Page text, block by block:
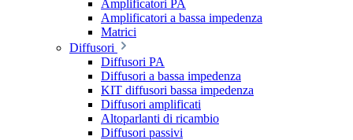
Amplificatori PA
Amplificatori a bassa impedenza
Matrici
Diffusori
Diffusori PA
Diffusori a bassa impedenza
KIT diffusori bassa impedenza
Diffusori amplificati
Altoparlanti di ricambio
Diffusori passivi